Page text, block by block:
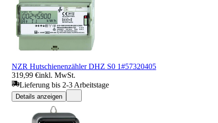
NZR Hutschienenzähler DHZ S0 1#57320405
319,99 €inkl. MwSt.
Lieferung bis 2-3 Arbeitstage
Details anzeigen